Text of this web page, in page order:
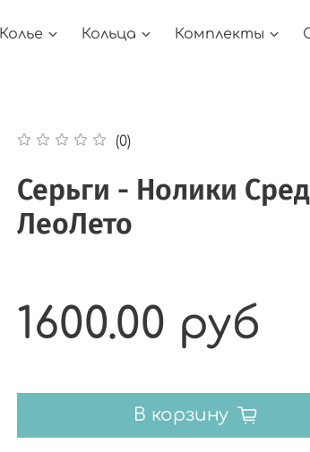
Колье Кольца Комплекты
(0)
Серьги - Нолики
ЛеоЛето
1600.00 руб
В корзину